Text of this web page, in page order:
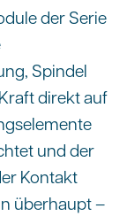
der Serie
Spindel
direkt auf
und der
Kontakt
überhaupt –